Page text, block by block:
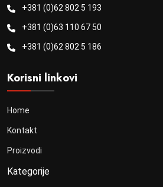
+381 (0)62 802 5 193
+381 (0)63 110 67 50
+381 (0)62 802 5 186
Korisni linkovi
Home
Kontakt
Proizvodi
Kategorije